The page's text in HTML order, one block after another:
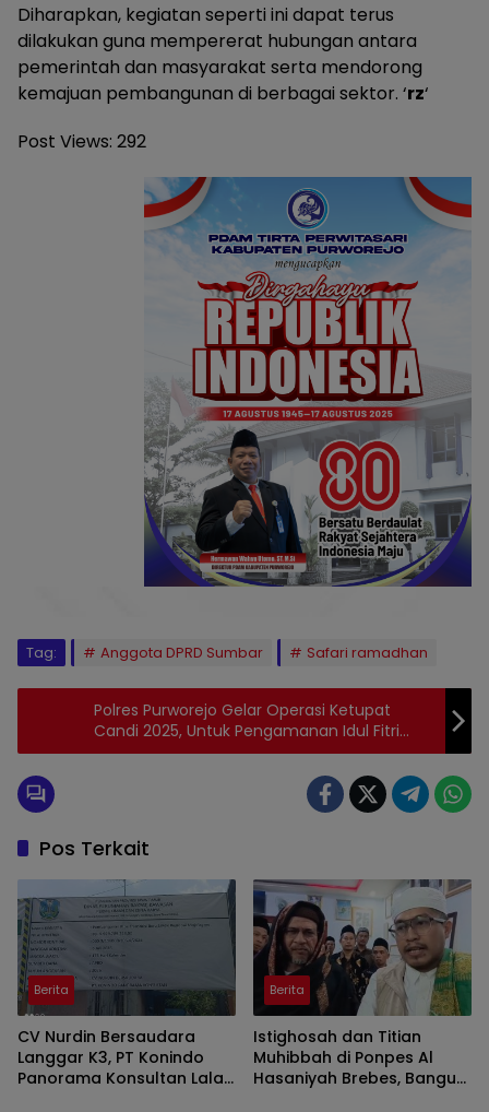
Diharapkan, kegiatan seperti ini dapat terus
dilakukan guna mempererat hubungan antara
pemerintah dan masyarakat serta mendorong
kemajuan pembangunan di berbagai sektor. ‘rz‘
Post Views: 292
Tag: Anggota DPRD Sumbar Safari ramadhan
Polres Purworejo Gelar Operasi Ketupat
Candi 2025, Untuk Pengamanan Idul Fitri
1446 H
Pos Terkait
Berita
CV Nurdin Bersaudara
Langgar K3, PT Konindo
Panorama Konsultan Lalai
Berita
Istighosah dan Titian
Muhibbah di Ponpes Al
Hasaniyah Brebes, Bangun